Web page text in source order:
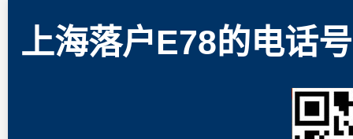
上海落户E78的电话